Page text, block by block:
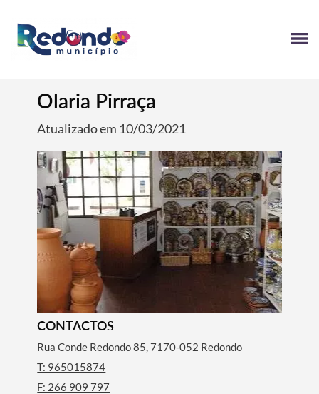
Olaria Pirraça
Atualizado em 10/03/2021
CONTACTOS
Rua Conde Redondo 85, 7170-052 Redondo
T: 965015874
F: 266 909 797